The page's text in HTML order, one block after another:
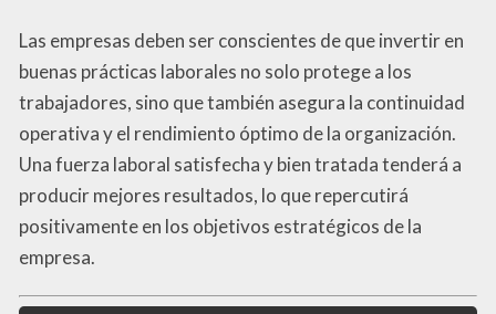
Las empresas deben ser conscientes de que invertir en
buenas prácticas laborales no solo protege a los
trabajadores, sino que también asegura la continuidad
operativa y el rendimiento óptimo de la organización.
Una fuerza laboral satisfecha y bien tratada tenderá a
producir mejores resultados, lo que repercutirá
positivamente en los objetivos estratégicos de la
empresa.